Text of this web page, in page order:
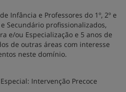
Infância e Professores do 1º, 2º e
Secundário profissionalizados,
e/ou Especialização e 5 anos de
de outras áreas com interesse
neste domínio.
Intervenção Precoce